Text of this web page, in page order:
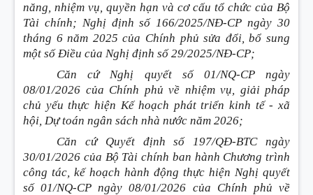
năng, nhiệm vụ, quyền hạn và cơ cấu tổ chức của Bộ
Tài chính; Nghị định số 166/2025/NĐ-CP ngày 30
tháng 6 năm 2025 của Chính phủ sửa đổi, bổ sung
một số Điều của Nghị định số 29/2025/NĐ-CP;
Căn cứ Nghị quyết số 01/NQ-CP ngày
08/01/2026 của Chính phủ về nhiệm vụ, giải pháp
chủ yếu thực hiện Kế hoạch phát triển kinh tế - xã
hội, Dự toán ngân sách nhà nước năm 2026;
Căn cứ Quyết định số 197/QĐ-BTC ngày
30/01/2026 của Bộ Tài chính ban hành Chương trình
công tác, kế hoạch hành động thực hiện Nghị quyết
số 01/NQ-CP ngày 08/01/2026 của Chính phủ về